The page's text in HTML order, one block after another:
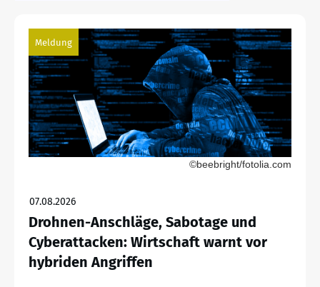
Meldung
©beebright/fotolia.com
07.08.2026
Drohnen-Anschläge, Sabotage und
Cyberattacken: Wirtschaft warnt vor
hybriden Angriffen